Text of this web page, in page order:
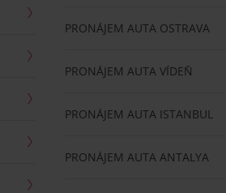
PRONÁJEM AUTA OSTRAVA
PRONÁJEM AUTA VÍDEŇ
PRONÁJEM AUTA ISTANBUL
PRONÁJEM AUTA ANTALYA